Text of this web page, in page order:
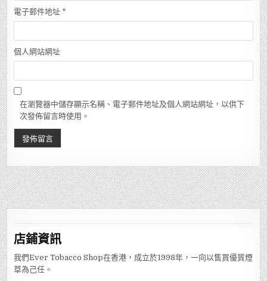
電子郵件地址 *
個人網站網址
在瀏覽器中儲存顯示名稱、電子郵件地址及個人網站網址，以供下
次發佈留言時使用。
店鋪資訊
我們Ever Tobacco Shop在香港，成立於1998年，一向以售買優質煙
草為己任。